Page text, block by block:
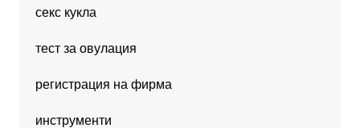
секс кукла
тест за овулация
регистрация на фирма
инструменти